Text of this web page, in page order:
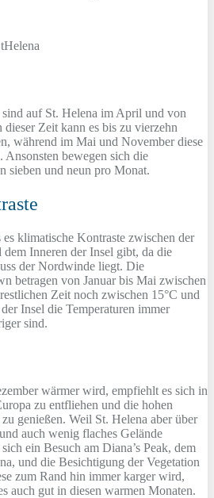
auf St. Helena im April und von
Zeit kann es bis zu vierzehn
während im Mai und November diese
bewegen sich die
sieben und neun pro Monat.
klimatische Kontraste zwischen der
Inneren der Insel gibt, da die
der Nordwinde liegt. Die
betragen von Januar bis Mai zwischen
Zeit noch zwischen 15°C und
Insel die Temperaturen immer
sind.
wärmer wird, empfiehlt es sich in
zu entfliehen und die hohen
genießen. Weil St. Helena aber über
auch wenig flaches Gelände
ein Besuch am Diana’s Peak, dem
und die Besichtigung der Vegetation
zum Rand hin immer karger wird,
auch gut in diesen warmen Monaten.